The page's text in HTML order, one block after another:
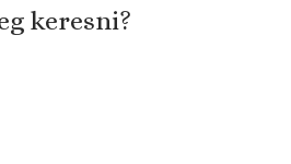
keresni?